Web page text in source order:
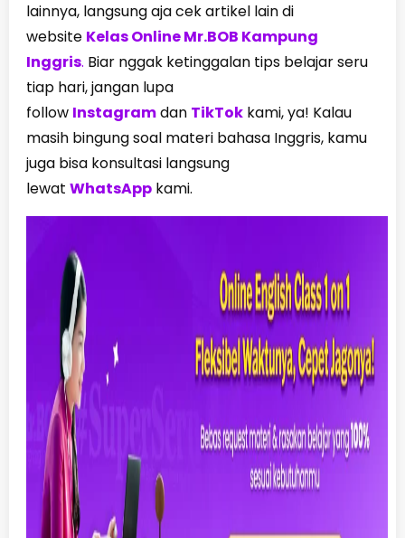
lainnya, langsung aja cek artikel lain di
website Kelas Online Mr.BOB Kampung
Inggris. Biar nggak ketinggalan tips belajar seru
tiap hari, jangan lupa
follow Instagramdan TikTokkami, ya! Kalau
masih bingung soal materi bahasa Inggris, kamu
juga bisa konsultasi langsung
lewat WhatsAppkami.